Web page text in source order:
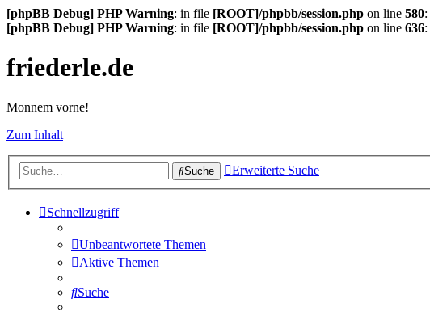
[phpBB Debug] PHP Warning: in file [ROOT]/phpbb/session.php on line 580:
[phpBB Debug] PHP Warning: in file [ROOT]/phpbb/session.php on line 636:
friederle.de
Monnem vorne!
Zum Inhalt
Suche Erweiterte Suche
Schnellzugriff
Unbeantwortete Themen
Aktive Themen
Suche